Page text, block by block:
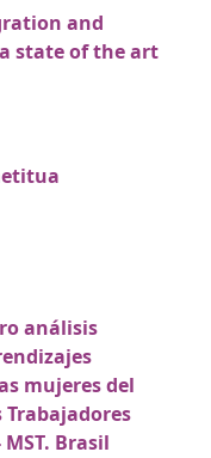
and
state of the art
análisis
mujeres del
Brasil